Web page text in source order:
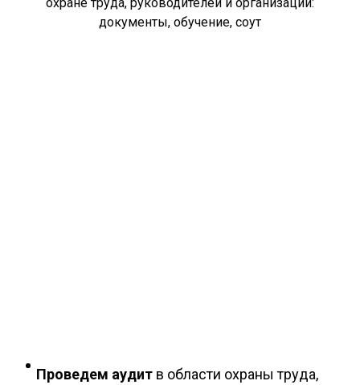
документы, обучение, соут
Проведем аудит в области охраны труда,